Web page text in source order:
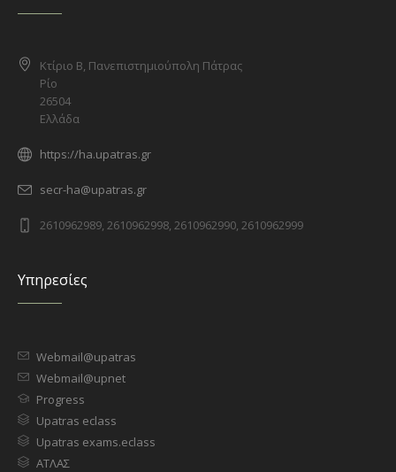
Κτίριο Β, Πανεπιστημιούπολη Πάτρας
Ρίο
26504
Ελλάδα
https://ha.upatras.gr
secr-ha@upatras.gr
2610962989, 2610962998, 2610962990, 2610962999
Υπηρεσίες
Webmail@upatras
Webmail@upnet
Progress
Upatras eclass
Upatras exams.eclass
ΑΤΛΑΣ